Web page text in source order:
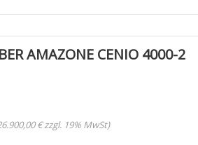
AMAZONE CENIO 4000-2
€ zzgl. 19% MwSt)